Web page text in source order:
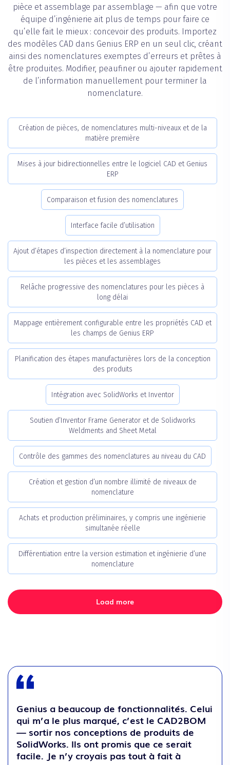
pièce et assemblage par assemblage — afin que votre
équipe d’ingénierie ait plus de temps pour faire ce
qu’elle fait le mieux : concevoir des produits. Importez
des modèles CAD dans Genius ERP en un seul clic, créant
ainsi des nomenclatures exemptes d’erreurs et prêtes à
être produites. Modifier, peaufiner ou ajouter rapidement
de l’information manuellement pour terminer la
nomenclature.
Création de pièces, de nomenclatures multi-niveaux et de la
matière première
Mises à jour bidirectionnelles entre le logiciel CAD et Genius
ERP
Comparaison et fusion des nomenclatures
Interface facile d’utilisation
Ajout d’étapes d’inspection directement à la nomenclature pour
les pièces et les assemblages
Relâche progressive des nomenclatures pour les pièces à
long délai
Mappage entièrement configurable entre les propriétés CAD et
les champs de Genius ERP
Planification des étapes manufacturières lors de la conception
des produits
Intégration avec SolidWorks et Inventor
Soutien d’Inventor Frame Generator et de Solidworks
Weldments and Sheet Metal
Contrôle des gammes des nomenclatures au niveau du CAD
Création et gestion d’un nombre illimité de niveaux de
nomenclature
Achats et production préliminaires, y compris une ingénierie
simultanée réelle
Différentiation entre la version estimation et ingénierie d’une
nomenclature
Load more
Genius a beaucoup de fonctionnalités. Celui
qui m’a le plus marqué, c’est le CAD2BOM
— sortir nos conceptions de produits de
SolidWorks. Ils ont promis que ce serait
facile. Je n’y croyais pas tout à fait à